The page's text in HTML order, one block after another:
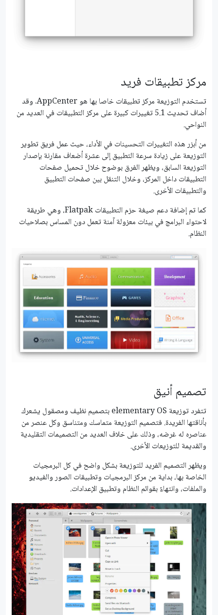
مركز تطبيقات فريد
تستخدم التوزيعة مركز تطبيقات خاصا بها هو AppCenter. وقد
أضاف تحديث 5.1 تغييرات كبيرة على مركز التطبيقات في العديد من
النواحي.
من أبزر هذه التغييرات التحسينات في الأداء، حيث عمل فريق تطوير
التوزيعة على زيادة سرعة التطبيق إلى عشرة أضعاف مقارنة بإصدار
التوزيعة السابق، ويظهر الفرق بوضوح خلال تحميل صفحات
التطبيقات داخل المركز، وخلال التنقل بين صفحات التطبيق
والتطبيقات الأخرى.
كما تم إضافة دعم صيغة حزم التطبيقات Flatpak، وهي طريقة
لاحتواء البرامج في بيئات معزولة آمنة تعمل دون المساس بصلاحيات
النظام.
تصميم أنيق
تتفرد توزيعة elementary OS بتصميم نظيف ومصقول يشعرك
بأناقتها الفريدة. فتصميم التوزيعة متماسك ومتناسق وكل عنصر من
عناصره له غرضه، وذلك على خلاف العديد من التصميمات التقليدية
والقديمة للتوزيعات الأخرى.
ويظهر التصميم الفريد للتوزيعة بشكل واضح في كل البرمجيات
الخاصة بها، بداية من مركز البرمجيات وتطبيقات الصور والفيديو
والملفات، وانتهاءً بقوائم النظام وتطبيق الإعدادات.